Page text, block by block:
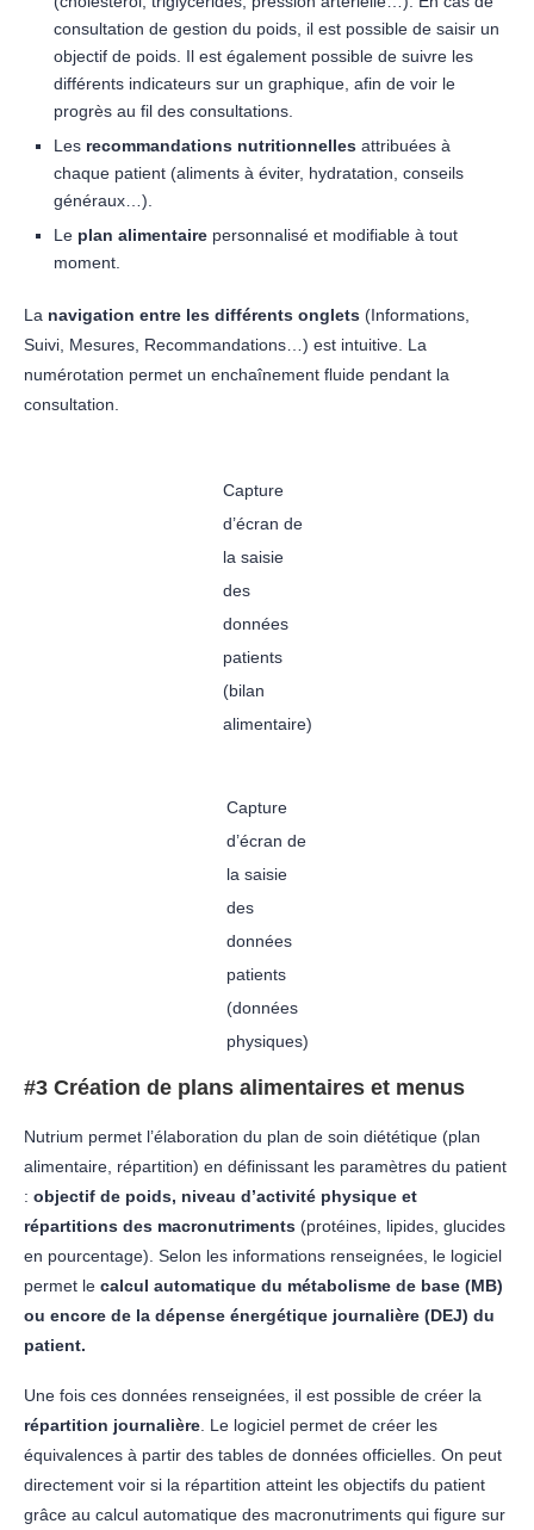
consultation de gestion du poids, il est possible de saisir un
objectif de poids. Il est également possible de suivre les
différents indicateurs sur un graphique, afin de voir le
progrès au fil des consultations.
Les recommandations nutritionnelles attribuées à
chaque patient (aliments à éviter, hydratation, conseils
généraux…).
Le plan alimentaire personnalisé et modifiable à tout
moment.
La navigation entre les différents onglets (Informations,
Suivi, Mesures, Recommandations…) est intuitive. La
numérotation permet un enchaînement fluide pendant la
consultation.
Capture
d’écran de
la saisie
des
données
patients
(bilan
alimentaire)
Capture
d’écran de
la saisie
des
données
patients
(données
physiques)
#3 Création de plans alimentaires et menus
Nutrium permet l’élaboration du plan de soin diététique (plan
alimentaire, répartition) en définissant les paramètres du patient
: objectif de poids, niveau d’activité physique et
répartitions des macronutriments (protéines, lipides, glucides
en pourcentage). Selon les informations renseignées, le logiciel
permet le calcul automatique du métabolisme de base (MB)
ou encore de la dépense énergétique journalière (DEJ) du
patient.
Une fois ces données renseignées, il est possible de créer la
répartition journalière . Le logiciel permet de créer les
équivalences à partir des tables de données officielles. On peut
directement voir si la répartition atteint les objectifs du patient
grâce au calcul automatique des macronutriments qui figure sur